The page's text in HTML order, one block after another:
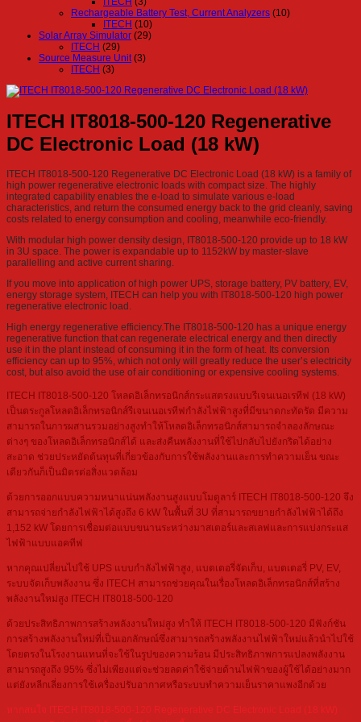
Rechargeable Battery Test, Current Analyzers (10)
ITECH (10)
Solar Array Simulator (29)
ITECH (29)
Source Measure Unit (3)
ITECH (3)
ITECH IT8018-500-120 Regenerative
DC Electronic Load (18 kW)
ITECH IT8018-500-120 Regenerative DC Electronic Load (18 kW) is a family of
high power regenerative electronic loads with compact size. The highly
integrated capability enables the e-load to simulate various e-load
characteristics, and return the consumed energy back to the grid cleanly, saving
costs related to energy consumption and cooling, meanwhile eco-friendly.
With modular high power density design, IT8018-500-120 provide up to 18 kW
in 3U space. The power is expandable up to 1152kW by master-slave
parallelling and active current sharing.
If you move into application of high power UPS, storage battery, PV battery, EV,
energy storage system, ITECH can help you with IT8018-500-120 high power
regenerative electronic load.
High energy regenerative efficiency.The IT8018-500-120 has a unique energy
regenerative function that can regenerate electrical energy and then directly
use it in the plant instead of consuming it in the form of heat. Its conversion
efficiency can up to 95%, which not only will greatly reduce the user’s electricity
cost, but also avoid the use of air conditioning or expensive cooling systems.
ITECH IT8018-500-120 โหลดอิเล็กทรอนิกส์กระแสตรงแบบรีเจนเนอเรทีฟ (18 kW)
เป็นตระกูลโหลดอิเล็กทรอนิกส์รีเจนเนอเรทีฟกำลังไฟฟ้าสูงที่มีขนาดกะทัดรัด มีความ
สามารถในการผสานรวมอย่างสูงทำให้โหลดอิเล็กทรอนิกส์สามารถจำลองลักษณะ
ต่างๆ ของโหลดอิเล็กทรอนิกส์ได้ และส่งคืนพลังงานที่ใช้ไปกลับไปยังกริดได้อย่าง
สะอาด ช่วยประหยัดต้นทุนที่เกี่ยวข้องกับการใช้พลังงานและการทำความเย็น ขณะ
เดียวกันก็เป็นมิตรต่อสิ่งแวดล้อม
ด้วยการออกแบบความหนาแน่นพลังงานสูงแบบโมดูลาร์ ITECH IT8018-500-120 จึง
สามารถจ่ายกำลังไฟฟ้าได้สูงถึง 6 kW ในพื้นที่ 3U ที่สามารถขยายกำลังไฟฟ้าได้ถึง
1,152 kW โดยการเชื่อมต่อแบบขนานระหว่างมาสเตอร์และสเลฟและการแบ่งกระแส
ไฟฟ้าแบบแอคทีฟ
หากคุณเปลี่ยนไปใช้ UPS แบบกำลังไฟฟ้าสูง, แบตเตอรี่จัดเก็บ, แบตเตอรี่ PV, EV,
ระบบจัดเก็บพลังงาน ซึ่ง ITECH สามารถช่วยคุณในเรื่องโหลดอิเล็กทรอนิกส์ที่สร้าง
พลังงานใหม่สูง ITECH IT8018-500-120
ด้วยประสิทธิภาพการสร้างพลังงานใหม่สูง ทำให้ ITECH IT8018-500-120 มีฟังก์ชัน
การสร้างพลังงานใหม่ที่เป็นเอกลักษณ์ซึ่งสามารถสร้างพลังงานไฟฟ้าใหม่แล้วนำไปใช้
โดยตรงในโรงงานแทนที่จะใช้ในรูปของความร้อน มีประสิทธิภาพการแปลงพลังงาน
สามารถสูงถึง 95% ซึ่งไม่เพียงแต่จะช่วยลดค่าใช้จ่ายด้านไฟฟ้าของผู้ใช้ได้อย่างมาก
แต่ยังหลีกเลี่ยงการใช้เครื่องปรับอากาศหรือระบบทำความเย็นราคาแพงอีกด้วย
หากสนใจ ITECH IT8018-500-120 Regenerative DC Electronic Load (18 kW)